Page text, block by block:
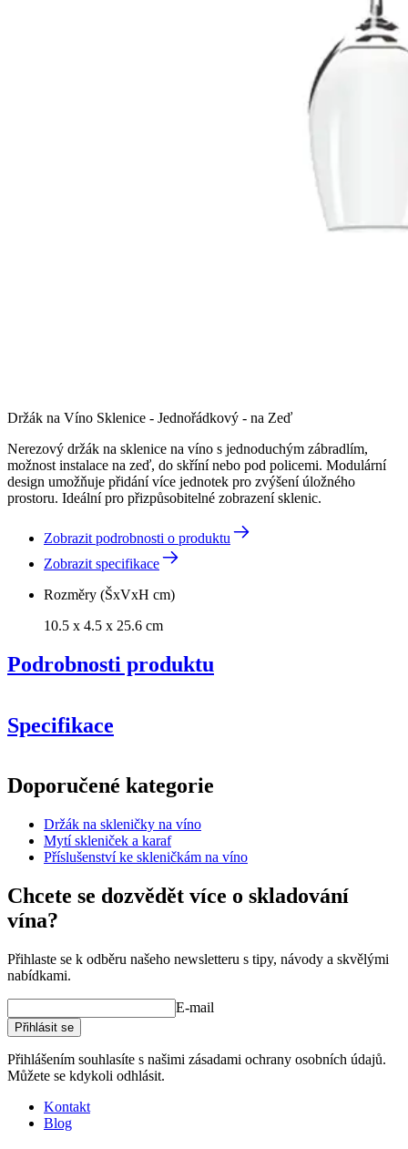
Držák na Víno Sklenice - Jednořádkový - na Zeď
Nerezový držák na sklenice na víno s jednoduchým zábradlím,
možnost instalace na zeď, do skříní nebo pod policemi. Modulární
design umožňuje přidání více jednotek pro zvýšení úložného
prostoru. Ideální pro přizpůsobitelné zobrazení sklenic.
Zobrazit podrobnosti o produktu
Zobrazit specifikace
Rozměry (ŠxVxH cm)
10.5 x 4.5 x 25.6 cm
Podrobnosti produktu
Specifikace
Číslo produktuRWRW1
Rozměry (ŠxVxH cm)
Hmotnost (kg)0.2
Šířka (cm) 10.5
Hloubka (cm)25.6
Doporučené kategorie
Držák na skleničky na víno
Mytí skleniček a karaf
Příslušenství ke skleničkám na víno
Chcete se dozvědět více o skladování
vína?
Přihlaste se k odběru našeho newsletteru s tipy, návody a skvělými
nabídkami.
E-mail
Přihlásit se
Přihlášením souhlasíte s našimi zásadami ochrany osobních údajů.
Můžete se kdykoli odhlásit.
Kontakt
Blog